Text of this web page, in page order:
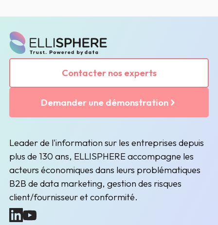
Contacter nos experts
Demander une démonstration
Leader de l'information sur les entreprises depuis
plus de 130 ans, ELLISPHERE accompagne les
acteurs économiques dans leurs problématiques
B2B de data marketing, gestion des risques
client/fournisseur et conformité.
(nouvelle fenêtre)
(nouvelle fenêtre)